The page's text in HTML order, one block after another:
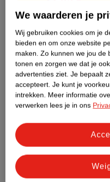
Productinformatie
Etiketinformatie
Nature Impact Score
Dit
Impact
Meer
Bestel &
We waarderen je
Wij gebruiken cookies om je
bieden en om onze website
maken. Zo kunnen we jou de
tonen en zorgen we dat je
advertenties ziet. Je bepaalt
accepteert. Je kunt je
intrekken. Meer informatie
verwerken lees je in ons